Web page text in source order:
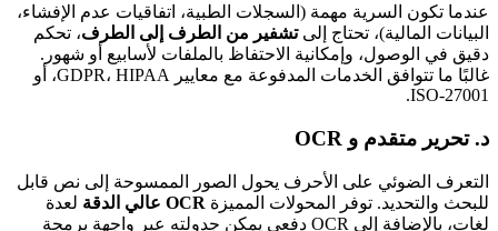
عندما تكون السرية مهمة (السجلات الطبية، اتفاقيات عدم الإفشاء،
البيانات المالية)، تحتاج إلىتشفير من الطرف إلى الطرف، تحكم
دقيق في الوصول، وإمكانية الاحتفاظ بالملفات لأسابيع أو شهور.
غالبًا ما تتوافق الخدمات المدفوعة مع معايير GDPR، HIPAA، أو
ISO‑27001.
د.تحرير متقدم و OCR
التعرف الضوئي على الأحرف يحول الصور الممسوحة إلى نص قابل
للبحث والتحديد. توفر المحولات المميزة OCR عالي الدقة
لعدة
لغات، بالإضافة إلى OCR دفعي يمكن جدولته عبر واجهة برمجة